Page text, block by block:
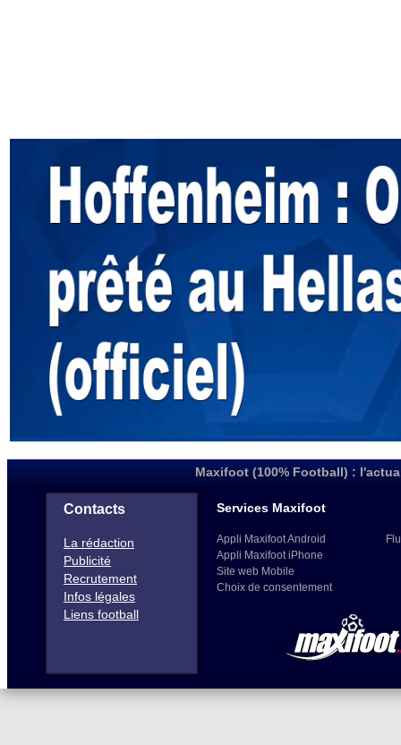
Maxifoot (100% Football) :
Contacts
La rédaction
Publicité
Recrutement
Infos légales
Liens football
Services Maxifoot
Appli Maxifoot Android
Appli Maxifoot iPhone
Site web Mobile
Choix de consentement